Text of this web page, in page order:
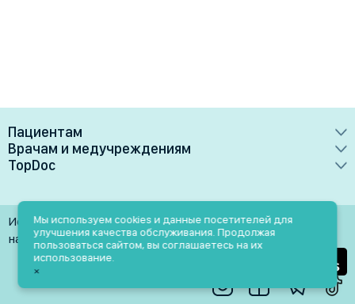
Пациентам
Врачи
Клиники
Лаборатории
Услуги
Блог
Акции и скидки
Врачам и медучреждениям
Преимущества
Медучреждениям
Врачам
TopDoc
Контакты
Помощь
Использование материалов разрешено только при
наличии активной ссылки на источник
Мы используем cookies и данные посетителей для
улучшения качества обслуживания. Продолжая
пользоваться сайтом, вы соглашаетесь на их
использование.
×